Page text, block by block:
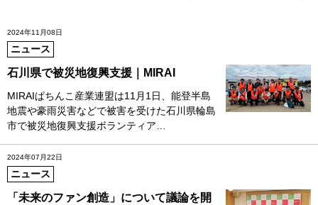
2024年11月08日
ニュース
石川県で被災地復興支援｜MIRAI
MIRAIぱちんこ産業連盟は11月1日、能登半島
地震や豪雨災害などで被害を受けた石川県輪島
市で被災地復興支援ボランティア…
2024年07月22日
ニュース
「未来のファン創造」について議論を開